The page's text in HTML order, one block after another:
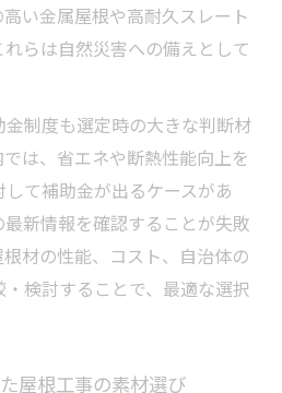
い金属屋根や高耐久スレート
らは自然災害への備えとして
制度も選定時の大きな判断材
は、省エネや断熱性能向上を
て補助金が出るケースがあ
新情報を確認することが失敗
材の性能、コスト、自治体の
検討することで、最適な選択
屋根工事の素材選び